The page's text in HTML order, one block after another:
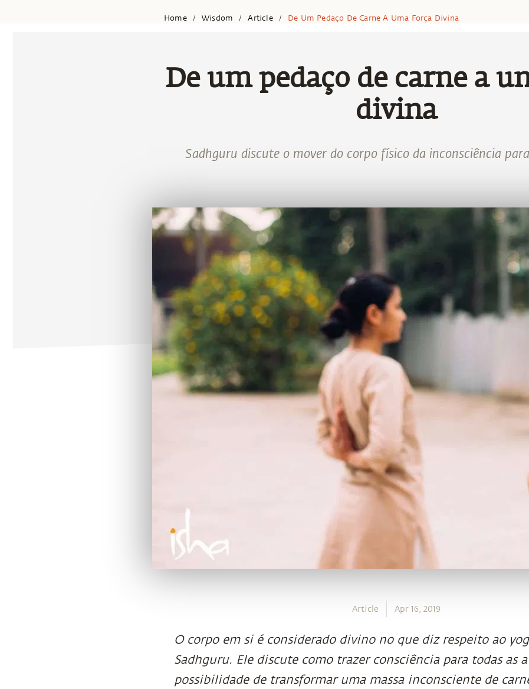
Home / Wisdom / Article / De Um Pedaço De Carne A Uma Força Divina
De um pedaço de carne a
divina
Sadhguru discute o mover do corpo físico da inconsciência
Article Apr 16, 2019
O corpo em si é considerado divino no que diz respeito ao
Sadhguru. Ele discute como trazer consciência para todas as
possibilidade de transformar uma massa inconsciente de